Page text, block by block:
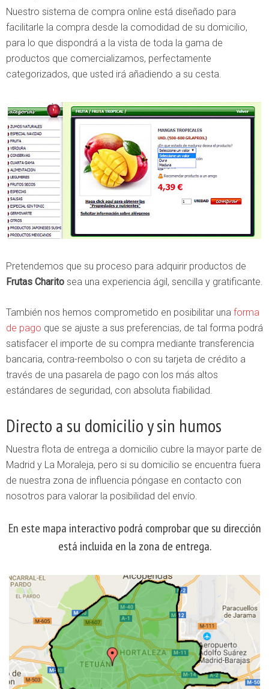
Nuestro sistema de compra online está diseñado para
facilitarle la compra desde la comodidad de su domicilio,
para lo que dispondrá a la vista de toda la gama de
productos que comercializamos, perfectamente
categorizados, que usted irá añadiendo a su cesta.
Pretendemos que su proceso para adquirir productos de
Frutas Charito sea una experiencia ágil, sencilla y gratificante.
También nos hemos comprometido en posibilitar una forma
de pago que se ajuste a sus preferencias, de tal forma podrá
satisfacer el importe de su compra mediante transferencia
bancaria, contra-reembolso o con su tarjeta de crédito a
través de una pasarela de pago con los más altos
estándares de seguridad, con absoluta fiabilidad.
Directo a su domicilio y sin humos
Nuestra flota de entrega a domicilio cubre la mayor parte de
Madrid y La Moraleja, pero si su domicilio se encuentra fuera
de nuestra zona de influencia póngase en contacto con
nosotros para valorar la posibilidad del envío.
En este mapa interactivo podrá comprobar que su dirección
está incluida en la zona de entrega.